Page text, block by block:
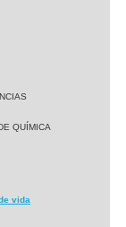
QUÍMICA
vida